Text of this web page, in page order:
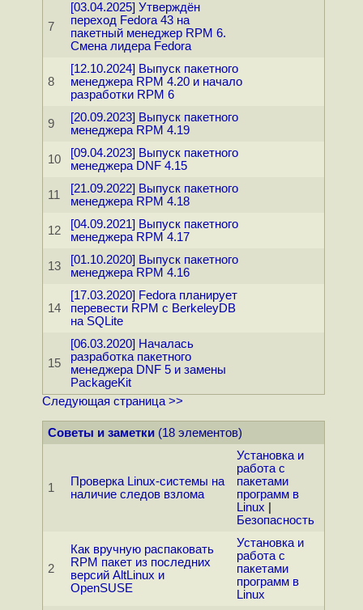
7
[03.04.2025] Утверждён
переход Fedora 43 на
пакетный менеджер RPM 6.
Смена лидера Fedora
8
[12.10.2024] Выпуск пакетного
менеджера RPM 4.20 и начало
разработки RPM 6
9
[20.09.2023] Выпуск пакетного
менеджера RPM 4.19
10
[09.04.2023] Выпуск пакетного
менеджера DNF 4.15
11
[21.09.2022] Выпуск пакетного
менеджера RPM 4.18
12
[04.09.2021] Выпуск пакетного
менеджера RPM 4.17
13
[01.10.2020] Выпуск пакетного
менеджера RPM 4.16
14
[17.03.2020] Fedora планирует
перевести RPM с BerkeleyDB
на SQLite
15
[06.03.2020] Началась
разработка пакетного
менеджера DNF 5 и замены
PackageKit
Следующая страница >>
Советы и заметки (18 элементов)
1
Проверка Linux-системы на
наличие следов взлома
Установка и
работа с
пакетами
программ в
Linux
Безопасность
2
Как вручную распаковать
RPM пакет из последних
версий AltLinux и
OpenSUSE
Установка и
работа с
пакетами
программ в
Linux